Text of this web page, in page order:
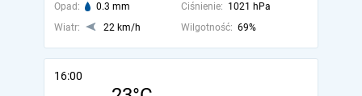
Opad: 0.3 mm Ciśnienie: 1021 hPa
Wiatr:
22 km/h Wilgotność: 69%
16:00